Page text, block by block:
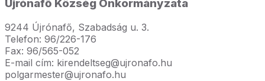
Újrónafő Község Önkormányzata
9244 Újrónafő, Szabadság u. 3.
Telefon: 96/226-176
Fax: 96/565-052
E-mail cím: kirendeltseg@ujronafo.hu
polgarmester@ujronafo.hu